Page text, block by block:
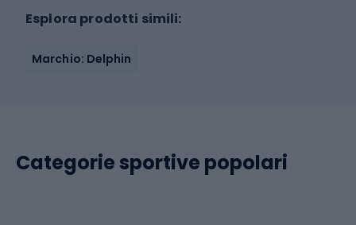
Esplora prodotti simili:
Marchio: Delphin
Categorie sportive popolari